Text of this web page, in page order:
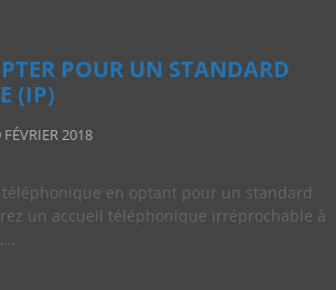
POUR UN STANDARD
(IP)
FÉVRIER 2018
téléphonique en optant pour un standard
un accueil téléphonique irréprochable à